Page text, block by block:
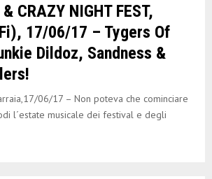
CRAZY NIGHT FEST,
17/06/17 – Tygers Of
Dildoz, Sandness &
06/17 – Non poteva che cominciare
l´estate musicale dei festival e degli